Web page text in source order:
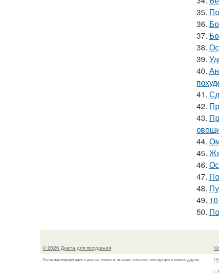
35.
36.
37.
38.
39.
40.
41.
42.
43.
44.
45.
46.
47.
48.
49.
50.
© 2026 Диета для похудения
Полезная информация о диетах, новости, отзывы, описания, инструкции и многое другое
г.